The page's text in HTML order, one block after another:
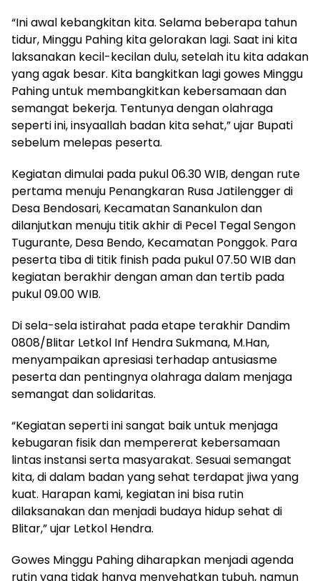
“Ini awal kebangkitan kita. Selama beberapa tahun
tidur, Minggu Pahing kita gelorakan lagi. Saat ini kita
laksanakan kecil-kecilan dulu, setelah itu kita adakan
yang agak besar. Kita bangkitkan lagi gowes Minggu
Pahing untuk membangkitkan kebersamaan dan
semangat bekerja. Tentunya dengan olahraga
seperti ini, insyaallah badan kita sehat,” ujar Bupati
sebelum melepas peserta.
Kegiatan dimulai pada pukul 06.30 WIB, dengan rute
pertama menuju Penangkaran Rusa Jatilengger di
Desa Bendosari, Kecamatan Sanankulon dan
dilanjutkan menuju titik akhir di Pecel Tegal Sengon
Tugurante, Desa Bendo, Kecamatan Ponggok. Para
peserta tiba di titik finish pada pukul 07.50 WIB dan
kegiatan berakhir dengan aman dan tertib pada
pukul 09.00 WIB.
Di sela-sela istirahat pada etape terakhir Dandim
0808/Blitar Letkol Inf Hendra Sukmana, M.Han,
menyampaikan apresiasi terhadap antusiasme
peserta dan pentingnya olahraga dalam menjaga
semangat dan solidaritas.
“Kegiatan seperti ini sangat baik untuk menjaga
kebugaran fisik dan mempererat kebersamaan
lintas instansi serta masyarakat. Sesuai semangat
kita, di dalam badan yang sehat terdapat jiwa yang
kuat. Harapan kami, kegiatan ini bisa rutin
dilaksanakan dan menjadi budaya hidup sehat di
Blitar,” ujar Letkol Hendra.
Gowes Minggu Pahing diharapkan menjadi agenda
rutin yang tidak hanya menyehatkan tubuh, namun